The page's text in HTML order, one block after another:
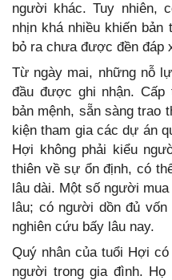
người khác. Tuy nhiên,
nhịn khá nhiều khiến
bỏ ra chưa được đền đáp
Từ ngày mai, những nỗ
đầu được ghi nhận.
bản mệnh, sẵn sàng trao
kiện tham gia các dự án
Hợi không phải kiểu
thiên về sự ổn định, có
lâu dài. Một số người
lâu; có người dồn đủ
nghiên cứu bấy lâu nay.
Quý nhân của tuổi Hợi
người trong gia đình.